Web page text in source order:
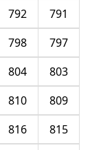
791
792
797
798
803
804
809
810
815
816